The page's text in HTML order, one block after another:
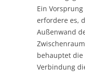
Ein
erfordere es,
Außenwand
behauptet die
Verbindung